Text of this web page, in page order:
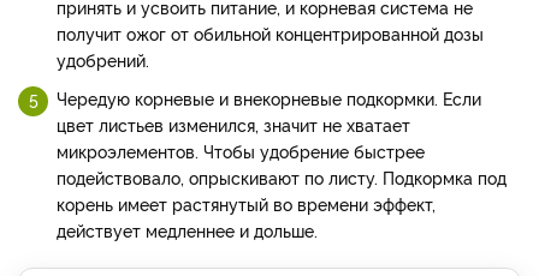
принять и усвоить питание, и корневая система не
получит ожог от обильной концентрированной дозы
удобрений.
Чередую корневые и внекорневые подкормки. Если
цвет листьев изменился, значит не хватает
микроэлементов. Чтобы удобрение быстрее
подействовало, опрыскивают по листу. Подкормка под
корень имеет растянутый во времени эффект,
действует медленнее и дольше.